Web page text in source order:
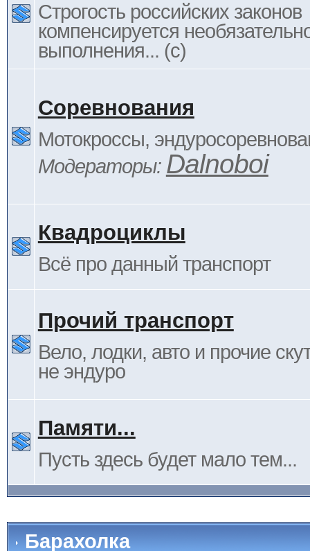
Строгость российских законов
компенсируется
выполнения... (c)
Соревнования
Мотокроссы,
Модераторы: Dalnoboi
Квадроциклы
Всё про данный транспорт
Прочий транспорт
Вело, лодки, авто и прочие
не эндуро
Памяти...
Пусть здесь будет мало тем...
Барахолка